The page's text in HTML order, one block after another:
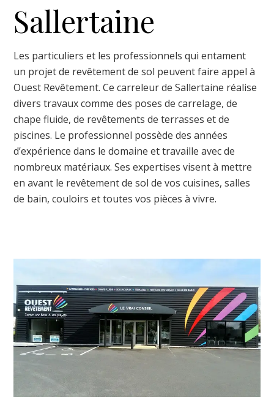
Sallertaine
Les particuliers et les professionnels qui entament
un projet de revêtement de sol peuvent faire appel à
Ouest Revêtement. Ce carreleur de Sallertaine réalise
divers travaux comme des poses de carrelage, de
chape fluide, de revêtements de terrasses et de
piscines. Le professionnel possède des années
d’expérience dans le domaine et travaille avec de
nombreux matériaux. Ses expertises visent à mettre
en avant le revêtement de sol de vos cuisines, salles
de bain, couloirs et toutes vos pièces à vivre.